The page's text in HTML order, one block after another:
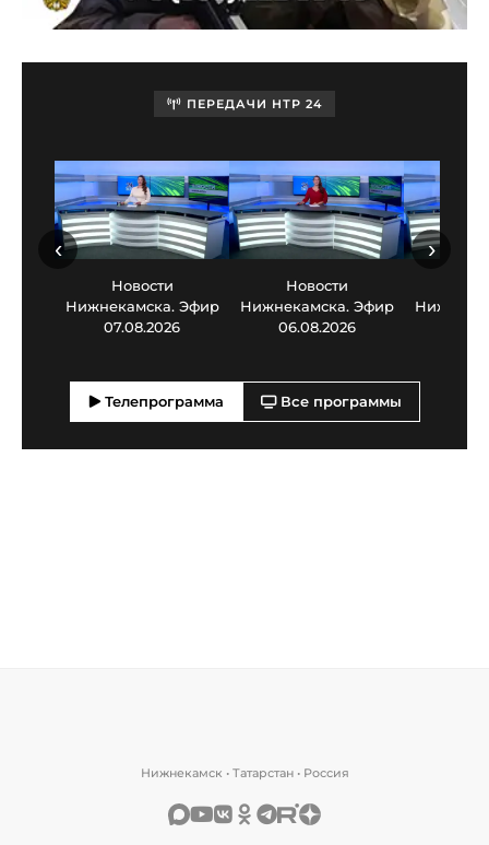
ПЕРЕДАЧИ НТР 24
Новости
Нижнекамска. Эфир
07.08.2026
Новости
Нижнекамска. Эфир
06.08.2026
‹ ›
Телепрограмма Все программы
Нижнекамск • Татарстан • Россия